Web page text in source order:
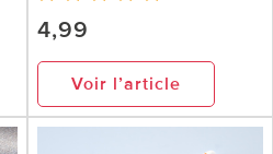
4,99
Voir l’article